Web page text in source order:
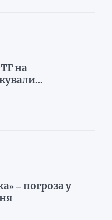
на
– погроза у